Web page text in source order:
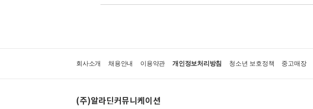
회사소개 채용안내 이용약관 개인정보처리방침 청소년 보호정책 중고매장
(주)알라딘커뮤니케이션